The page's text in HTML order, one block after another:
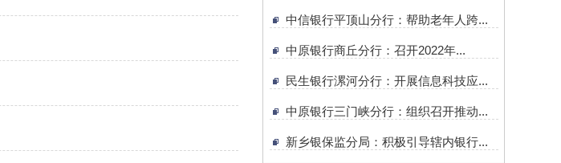
中信银行平顶山分行：帮助老年人跨...
中原银行商丘分行：召开2022年...
民生银行漯河分行：开展信息科技应...
中原银行三门峡分行：组织召开推动...
新乡银保监分局：积极引导辖内银行...